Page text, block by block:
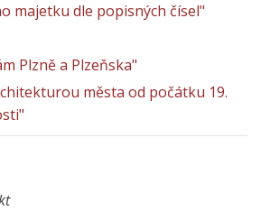
majetku dle popisných čísel"
Plzně a Plzeňska"
města od počátku 19.